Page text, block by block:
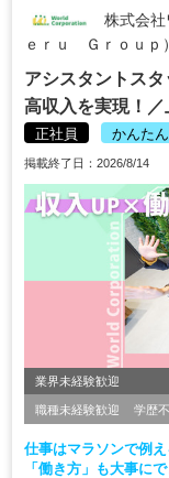
株式会社
ｅｒｕ Ｇｒｏｕｐ
アシスタントス
高収入を実現！
正社員 かんた
掲載終了日：2026/8/14
業界未経験歓迎
職種未経験歓迎 学歴
仕事はマラソンで例
「働き方」も大事に